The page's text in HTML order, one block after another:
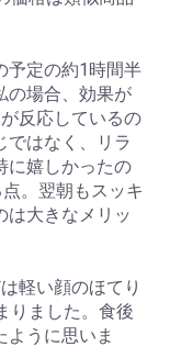
予定の約1時間半
の場合、効果が
反応しているの
ではなく、リラ
に嬉しかったの
。翌朝もスッキ
は大きなメリッ
軽い顔のほてり
りました。食後
ように思いま